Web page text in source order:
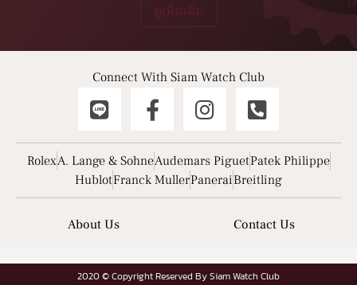
ดูเพิ่มเติม
Connect With Siam Watch Club
RolexA. Lange & SohneAudemars PiguetPatek Philippe
HublotFranck MullerPaneraiBreitling
About Us Contact Us
2020 © Copyright Reserved By Siam Watch Club